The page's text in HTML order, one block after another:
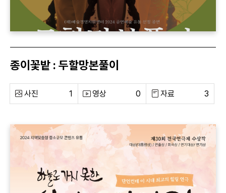
종이꽃밭 : 두할망본풀이
사진 1 영상 0 자료 3